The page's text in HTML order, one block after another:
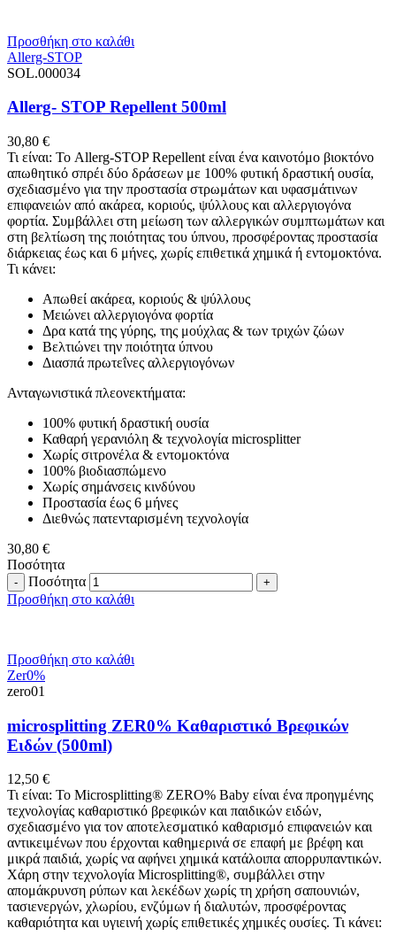
Προσθήκη στο καλάθι
Allerg-STOP
SOL.000034
Allerg- STOP Repellent 500ml
30,80 €
Τι είναι: Το Allerg-STOP Repellent είναι ένα καινοτόμο βιοκτόνο
απωθητικό σπρέι δύο δράσεων με 100% φυτική δραστική ουσία,
σχεδιασμένο για την προστασία στρωμάτων και υφασμάτινων
επιφανειών από ακάρεα, κοριούς, ψύλλους και αλλεργιογόνα
φορτία. Συμβάλλει στη μείωση των αλλεργικών συμπτωμάτων και
στη βελτίωση της ποιότητας του ύπνου, προσφέροντας προστασία
διάρκειας έως και 6 μήνες, χωρίς επιθετικά χημικά ή εντομοκτόνα.
Τι κάνει:
Απωθεί ακάρεα, κοριούς & ψύλλους
Μειώνει αλλεργιογόνα φορτία
Δρα κατά της γύρης, της μούχλας & των τριχών ζώων
Βελτιώνει την ποιότητα ύπνου
Διασπά πρωτεΐνες αλλεργιογόνων
Ανταγωνιστικά πλεονεκτήματα:
100% φυτική δραστική ουσία
Καθαρή γερανιόλη & τεχνολογία microsplitter
Χωρίς σιτρονέλα & εντομοκτόνα
100% βιοδιασπώμενο
Χωρίς σημάνσεις κινδύνου
Προστασία έως 6 μήνες
Διεθνώς πατενταρισμένη τεχνολογία
30,80 €
Ποσότητα
Ποσότητα
Προσθήκη στο καλάθι
Προσθήκη στο καλάθι
Zer0%
zero01
microsplitting ΖΕR0% Καθαριστικό Βρεφικών
Ειδών (500ml)
12,50 €
Τι είναι: Το Microsplitting® ZERO% Baby είναι ένα προηγμένης
τεχνολογίας καθαριστικό βρεφικών και παιδικών ειδών,
σχεδιασμένο για τον αποτελεσματικό καθαρισμό επιφανειών και
αντικειμένων που έρχονται καθημερινά σε επαφή με βρέφη και
μικρά παιδιά, χωρίς να αφήνει χημικά κατάλοιπα απορρυπαντικών.
Χάρη στην τεχνολογία Microsplitting®, συμβάλλει στην
απομάκρυνση ρύπων και λεκέδων χωρίς τη χρήση σαπουνιών,
τασιενεργών, χλωρίου, ενζύμων ή διαλυτών, προσφέροντας
καθαριότητα και υγιεινή χωρίς επιθετικές χημικές ουσίες. Τι κάνει: